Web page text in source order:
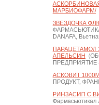
МАРБИОФАРМ/
ЗВЕЗДОЧКА
DANAFA,
ПАРАЦЕТАМОЛ
АПЕЛЬСИН
ПРЕДПРИЯТИЕ
АСКОВИТ
ПРОДУКТ,
РИНЗАСИП С
Фармасьютикал